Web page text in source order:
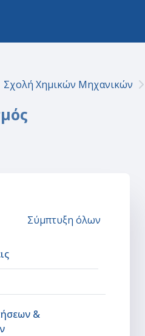
Σχολή Χημικών Μηχανικών
Σύμπτυξη όλων
&